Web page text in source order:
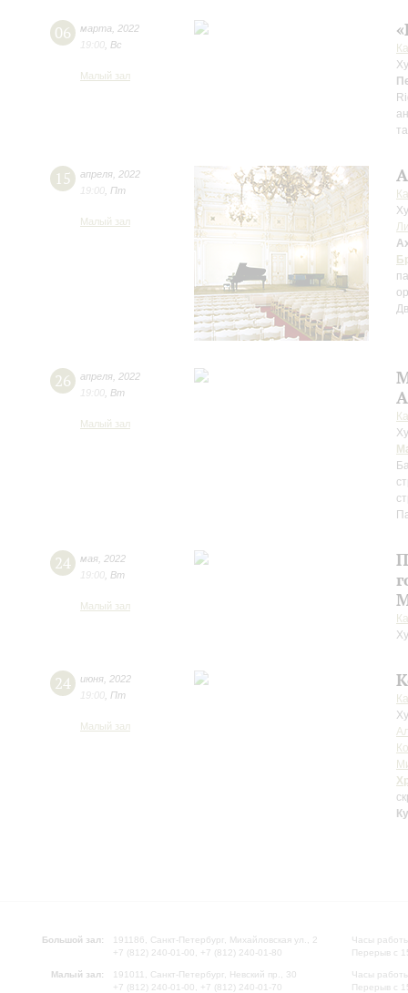
06 марта
2022
19:00 Вс
Малый зал
15 апреля 2022
19:00 Пт
Малый зал
26 апреля 2022
19:00 Вт
Малый зал
24 мая 2022
19:00 Вт
Малый зал
24 июня 2022
19:00 Пт
Малый зал
Большой зал:
191186, Санкт-Петербург, Михайловская ул., 2
+7 (812) 240-01-00, +7 (812) 240-01-80
Малый зал:
191011, Санкт-Петербург, Невский пр., 30
+7 (812) 240-01-00, +7 (812) 240-01-70
Часы
Перерыв с
Часы
Перерыв с